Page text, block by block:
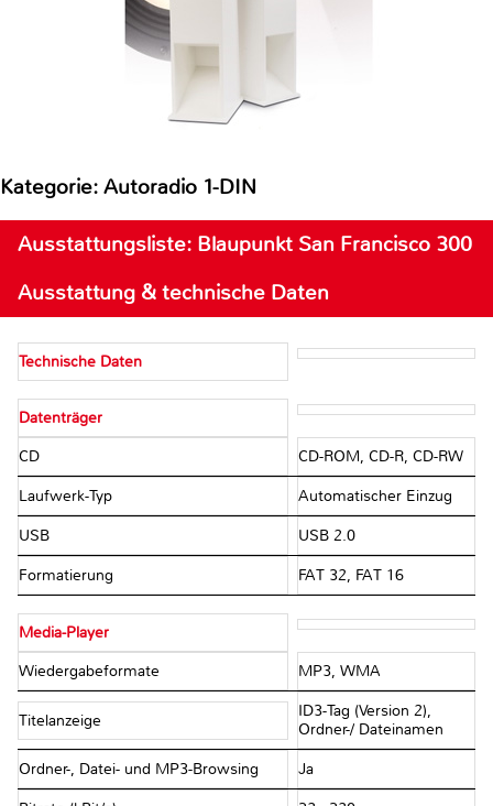
Kategorie: Autoradio 1-DIN
Ausstattungsliste: Blaupunkt San Francisco 300
Ausstattung & technische Daten
Technische Daten
Datenträger
CD CD-ROM, CD-R, CD-RW
Laufwerk-Typ Automatischer Einzug
USB USB 2.0
Formatierung FAT 32, FAT 16
Media-Player
Wiedergabeformate MP3, WMA
Titelanzeige
ID3-Tag (Version 2),
Ordner-/ Dateinamen
Ordner-, Datei- und MP3-Browsing Ja